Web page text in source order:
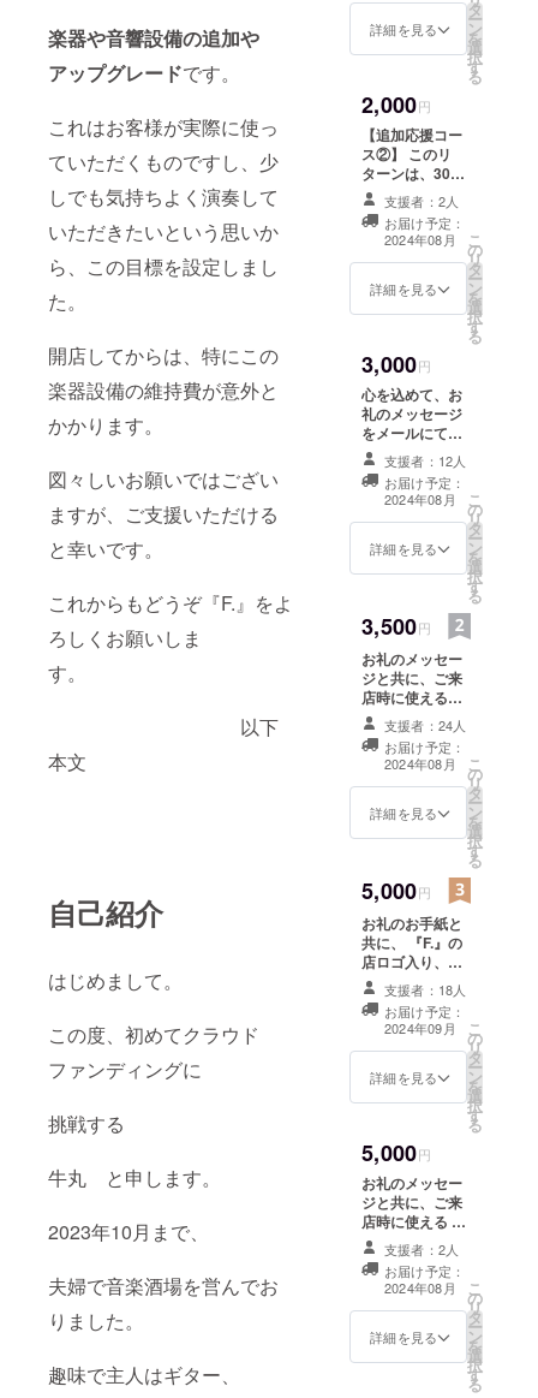
楽器や音響設備の追加や
アップグレードです。
これはお客様が実際に使っ
ていただくものですし、少
しでも気持ちよく演奏して
いただきたいという思いか
ら、この目標を設定しまし
た。
開店してからは、特にこの
楽器設備の維持費が意外と
かかります。
図々しいお願いではござい
ますが、ご支援いただける
と幸いです。
これからもどうぞ『F.』をよ
ろしくお願いしま
す。
以下
本文
自己紹介
はじめまして。
この度、初めてクラウド
ファンディングに
挑戦する
牛丸 と申します。
2023年10月まで、
夫婦で音楽酒場を営んでお
りました。
趣味で主人はギター、
方、すでにご支
援いただいた
ン内容〉 心を込
めてお礼のメッ
セージを、メー
ルにてお送りさ
せていただきま
す。
詳細を見る
タ
ー
ン
を
選
択
す
る
2,000円
【追加応援コー
ス②】 このリ
ターンは、3000
円のリターンと
同じ内容となり
ます。 初めてご
支援いただく
方、すでにご支
援いただいてい
ターン内容〉 心
を込めてお礼の
メッセージを、
メールにてお送
りいたします。
支援者：2人
お届け予定：
2024年08月
詳細を見る
こ
の
リ
タ
ー
ン
を
選
択
す
る
3,000円
心を込めて、お
礼のメッセージ
をメールにて、
送らせていただ
きます。
支援者：12人
お届け予定：
2024年08月
詳細を見る
こ
の
リ
タ
ー
ン
を
選
択
す
る
3,500円
お礼のメッセー
ジと共に、ご来
店時に使える、
ウェルカムドリ
ンク一杯引換券
を、お送り致し
ます。 ※『F.』店
内のみご利用可
（広島県広
期限2025.1.31ま
で
支援者：24人
お届け予定：
2024年08月
詳細を見る
こ
の
リ
タ
ー
ン
を
選
択
す
る
5,000円
お礼のお手紙と
共に、 『F.』の
店ロゴ入り、オ
リジナルピック
を お送りいたし
ます。 ピックは
一般的なおにぎ
り型のものを 予
定しています。
支援者：18人
お届け予定：
2024年09月
詳細を見る
こ
の
リ
タ
ー
ン
を
選
択
す
る
5,000円
お礼のメッセー
ジと共に、ご来
店時に使える ド
リンク1杯引換券
を2枚、お送り致
します。 ※『F.』
店内のみご利用
可 （広島市中
区薬研堀6-19 筒
井ビル402） ※一
支援者：2人
お届け予定：
2024年08月
詳細を見る
こ
の
リ
タ
ー
ン
を
選
択
す
る